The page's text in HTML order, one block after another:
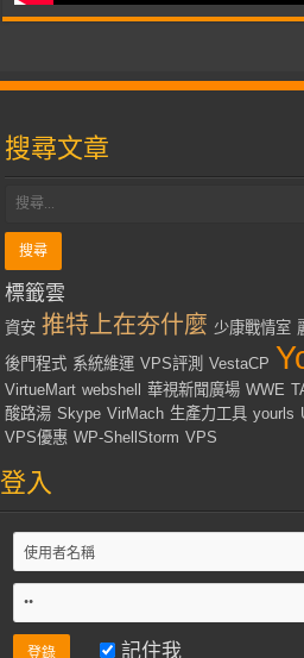
搜尋文章
標籤雲
資安 推特上在夯什麼 少康戰情室
後門程式 系統維運 VPS評測 VestaCP
VirtueMart webshell 華視新聞廣場 WWE
酸路湯 Skype VirMach 生產力工具 yourls
VPS優惠 WP-ShellStorm VPS
登入
記住我